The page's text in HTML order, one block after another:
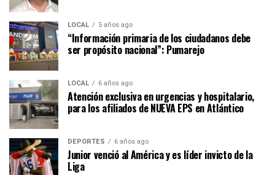
LOCAL 5 años ago
“Información primaria de los ciudadanos debe
ser propósito nacional”: Pumarejo
LOCAL 6 años ago
Atención exclusiva en urgencias y hospitalario,
para los afiliados de NUEVA EPS en Atlántico
DEPORTES 6 años ago
Junior venció al América y es líder invicto de la
Liga